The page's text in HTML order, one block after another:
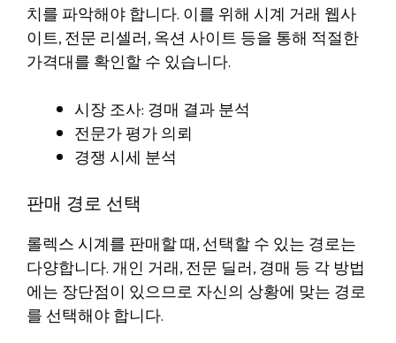
치를 파악해야 합니다. 이를 위해 시계 거래 웹사
이트, 전문 리셀러, 옥션 사이트 등을 통해 적절한
가격대를 확인할 수 있습니다.
시장 조사: 경매 결과 분석
전문가 평가 의뢰
경쟁 시세 분석
판매 경로 선택
롤렉스 시계를 판매할 때, 선택할 수 있는 경로는
다양합니다. 개인 거래, 전문 딜러, 경매 등 각 방법
에는 장단점이 있으므로 자신의 상황에 맞는 경로
를 선택해야 합니다.